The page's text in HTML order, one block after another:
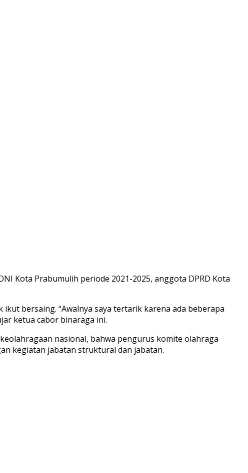
Kota Prabumulih periode 2021-2025, anggota DPRD Kota
bersaing. “Awalnya saya tertarik karena ada beberapa
ketua cabor binaraga ini.
nasional, bahwa pengurus komite olahraga
kegiatan jabatan struktural dan jabatan.